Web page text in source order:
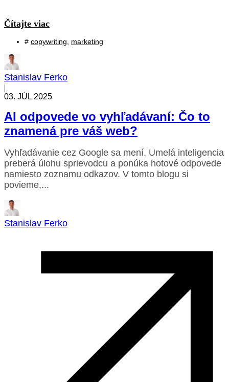
Čítajte viac
# copywriting, marketing
Stanislav Ferko
|
03. JÚL 2025
AI odpovede vo vyhľadávaní: Čo to
znamená pre váš web?
Vyhľadávanie cez Google sa mení. Umelá inteligencia
preberá úlohu sprievodcu a ponúka hotové odpovede
namiesto zoznamu odkazov. V tomto blogu si
povieme,...
Stanislav Ferko